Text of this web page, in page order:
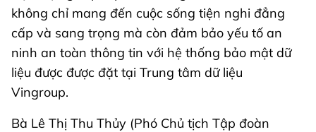
không chỉ mang đến cuộc sống tiện nghi đẳng
cấp và sang trọng mà còn đảm bảo yếu tố an
ninh an toàn thông tin với hệ thống bảo mật dữ
liệu được được đặt tại Trung tâm dữ liệu
Vingroup.
Bà Lê Thị Thu Thủy (Phó Chủ tịch Tập đoàn